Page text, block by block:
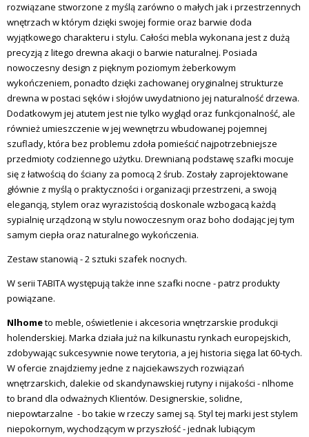
rozwiązane stworzone z myślą zarówno o małych jak i przestrzennych
wnętrzach w którym dzięki swojej formie oraz barwie doda
wyjątkowego charakteru i stylu. Całości mebla wykonana jest z dużą
precyzją z litego drewna akacji o barwie naturalnej. Posiada
nowoczesny design z pięknym poziomym żeberkowym
wykończeniem, ponadto dzięki zachowanej oryginalnej strukturze
drewna w postaci sęków i słojów uwydatniono jej naturalność drzewa.
Dodatkowym jej atutem jest nie tylko wygląd oraz funkcjonalność, ale
również umieszczenie w jej wewnętrzu wbudowanej pojemnej
szuflady, która bez problemu zdoła pomieścić najpotrzebniejsze
przedmioty codziennego użytku. Drewnianą podstawę szafki mocuje
się z łatwością do ściany za pomocą 2 śrub. Zostały zaprojektowane
głównie z myślą o praktyczności i organizacji przestrzeni, a swoją
elegancją, stylem oraz wyrazistością doskonale wzbogacą każdą
sypialnię urządzoną w stylu nowoczesnym oraz boho dodając jej tym
samym ciepła oraz naturalnego wykończenia.
Zestaw stanowią - 2 sztuki szafek nocnych.
W serii TABITA występują także inne szafki nocne - patrz produkty
powiązane.
Nlhometo meble, oświetlenie i akcesoria wnętrzarskie produkcji
holenderskiej. Marka działa już na kilkunastu rynkach europejskich,
zdobywając sukcesywnie nowe terytoria, a jej historia sięga lat 60-tych.
W ofercie znajdziemy jedne z najciekawszych rozwiązań
wnętrzarskich, dalekie od skandynawskiej rutyny i nijakości -nlhome
to brand dla odważnych Klientów. Designerskie, solidne,
niepowtarzalne -bo takie w rzeczy samej są. Styl tej marki jest stylem
niepokornym, wychodzącym w przyszłość - jednak lubiącym